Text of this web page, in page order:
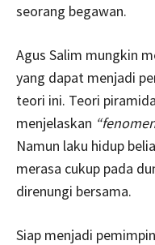
seorang begawan.
Agus Salim mungkin
yang dapat menjadi
teori ini. Teori
menjelaskan
Namun laku hidup
merasa cukup pada
direnungi bersama.
Siap menjadi